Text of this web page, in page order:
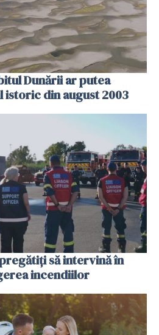
Dunării ar putea
din august 2003
să intervină în
incendiilor